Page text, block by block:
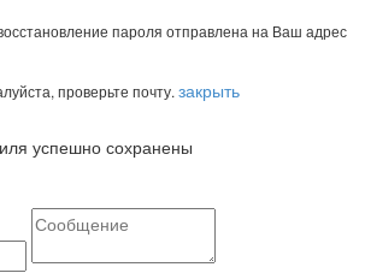
пароля отправлена на Ваш адрес
проверьте почту. закрыть
успешно сохранены